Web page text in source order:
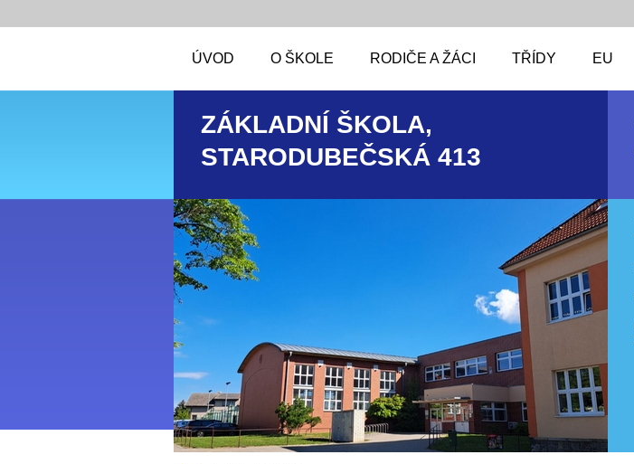
ÚVOD O ŠKOLE RODIČE A ŽÁCI TŘÍDY EU
ZÁKLADNÍ ŠKOLA,
STARODUBEČSKÁ 413